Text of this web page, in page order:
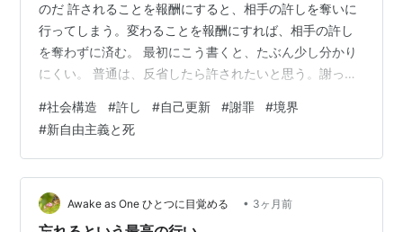
のだ 許されることを報酬にすると、相手の許しを奪いに
行ってしまう。変わることを報酬にすれば、相手の許し
を奪わずに済む。 最初にこう書くと、たぶん少し分かり
にくい。 普通は、反省したら許されたいと思う。謝った
れで責任を取ったことにしたくなる。 それは自然な感覚
でもある。 けれど、この感覚が強すぎると、反省や謝罪
はいつのまにか相手のためではなく、自分が許されるた
めの手段になってしまう。 そして、その瞬間から、倫理
は少しずつ歪み始める。 謝罪について、ずっと違和感が
ある。 悪いことをした。謝った。反省…
#社会構造 #許し #自己更新 #謝罪 #境界
#新自由主義と死
Awake as One ひとつに目覚める • 3ヶ月前